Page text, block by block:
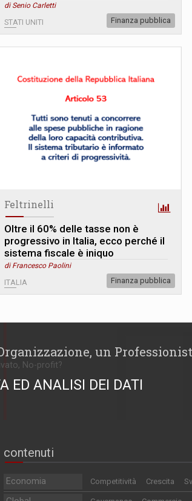
di Senio Carletti
STATI UNITI Finanza pubblica
Feltrinelli
Oltre il 60% delle tasse non è
progressivo in Italia, ecco perché il
sistema fiscale è iniquo
di Francesco Paolini
ITALIA Finanza pubblica
un
No-profit?
ED ANALISI DEI DATI
contenuti
Economia Competitività Crescita